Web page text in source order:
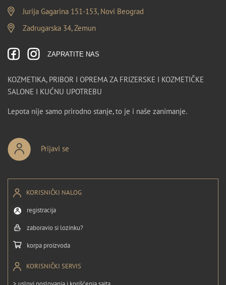
Jurija Gagarina 151-153, Novi Beograd
Zadrugarska 34, Zemun
ZAPRATITE NAS
KOZMETIKA, PRIBOR I OPREMA ZA FRIZERSKE I KOZMETIČKE
SALONE I KUĆNU UPOTREBU
Lepota nije samo prirodno stanje, to je i naše zanimanje.
Prijavi se
KORISNIČKI NALOG
registracija
zaboravio si lozinku?
korpa proizvoda
KORISNIČKI SERVIS